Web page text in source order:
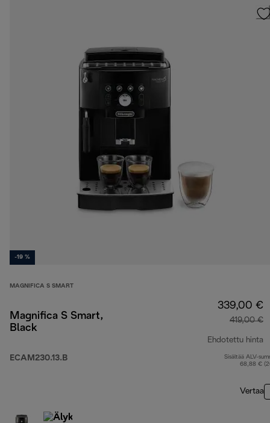
-19 %
MAGNIFICA S SMART
Magnifica S Smart,
Black
ECAM230.13.B
339,00 €
419,00 €
Ehdotettu hinta
Sisältää ALV-
68,88 €
Vertaa